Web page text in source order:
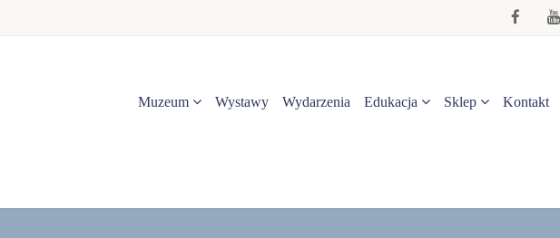
Muzeum Wystawy Wydarzenia Edukacja Sklep Kontakt